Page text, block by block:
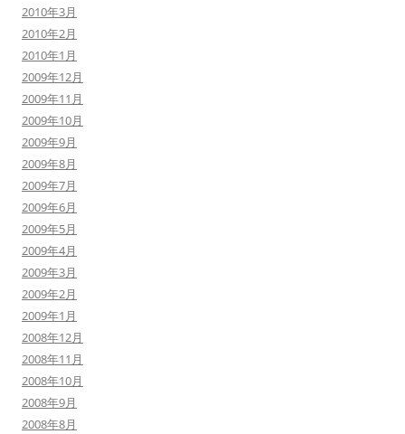
2010年3月
2010年2月
2010年1月
2009年12月
2009年11月
2009年10月
2009年9月
2009年8月
2009年7月
2009年6月
2009年5月
2009年4月
2009年3月
2009年2月
2009年1月
2008年12月
2008年11月
2008年10月
2008年9月
2008年8月